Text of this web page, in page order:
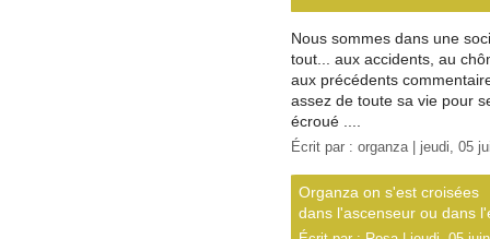
Nous sommes dans une
tout... aux accidents, au
aux précédents
assez de toute sa vie pour
écroué ....
Écrit par : organza| jeudi, 05
Organza on s'est croisées
dans l'ascenseur ou dans